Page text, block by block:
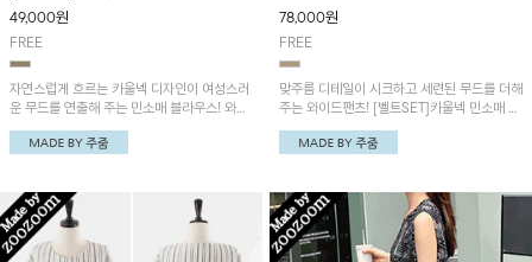
49,000원
FREE
자연스럽게 흐르는 카울넥 디자인이 여성스러
운 무드를 연출해 주는 민소매 블라우스! 와이
드 맞주름 하프밴딩팬츠와 함께 코디하시면 더
욱 멋스러워요~
78,000원
FREE
맞주름 디테일이 시크하고 세련된 무드를 더해
주는 와이드팬츠! [벨트SET]카울넥 민소매 블
라우스와 함께 코디하시면 더욱 멋스러워요~